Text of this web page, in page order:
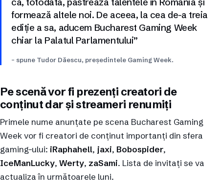
formează altele noi. De aceea, la cea de-a treia
ediție a sa, aducem Bucharest Gaming Week
chiar la Palatul Parlamentului”
– spune Tudor Dăescu, președintele Gaming Week.
Pe scenă vor fi prezenți creatori de
conținut dar și streameri renumiți
Primele nume anunțate pe scena Bucharest Gaming
Week vor fi creatori de conținut importanți din sfera
gaming-ului: iRaphahell, jaxi, Bobospider,
IceManLucky, Werty, zaSami. Lista de invitați se va
actualiza în următoarele luni.